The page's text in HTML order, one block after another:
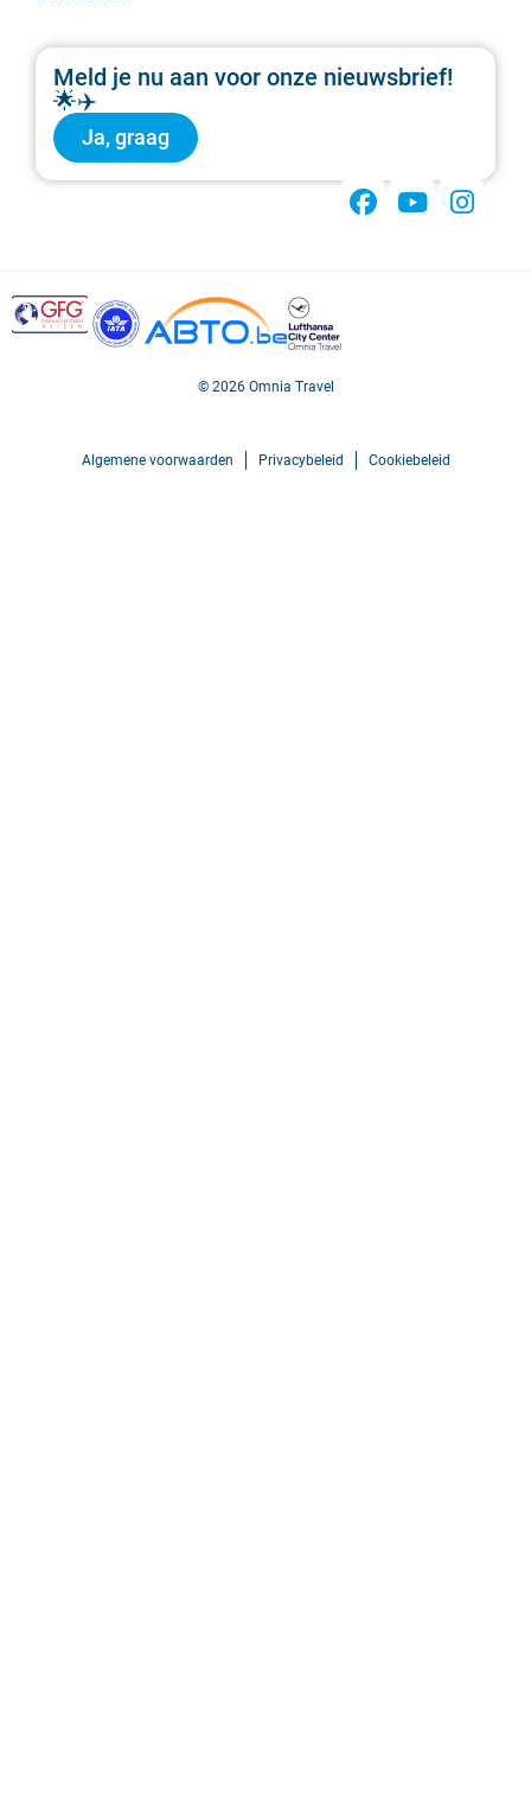
Meld je nu aan voor onze nieuwsbrief!
🌟✈️
Ja, graag
© 2026 Omnia Travel
Algemene voorwaarden Privacybeleid Cookiebeleid